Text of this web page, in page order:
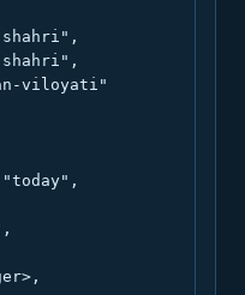
viloyati"